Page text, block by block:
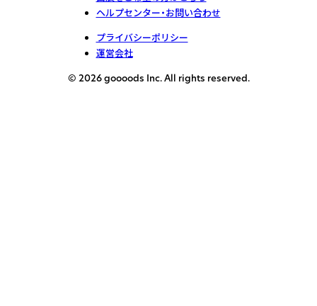
ヘルプセンター・お問い合わせ
プライバシーポリシー
運営会社
© 2026 goooods Inc. All rights reserved.